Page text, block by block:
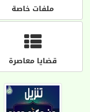
ملفات خاصة
قضايا معاصرة